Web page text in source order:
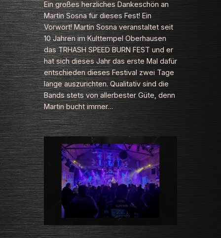
Ein großes herzliches Dankeschön an
Martin Sosna für dieses Fest! Ein
Vorwort! Martin Sosna veranstaltet seit
10 Jahren im Kulttempel Oberhausen
das TRHASH SPEED BURN FEST und er
hat sich dieses Jahr das erste Mal dafür
entschieden dieses Festival zwei Tage
lange auszurichten. Qualitativ sind die
Bands stets von allerbester Güte, denn
Martin bucht immer…